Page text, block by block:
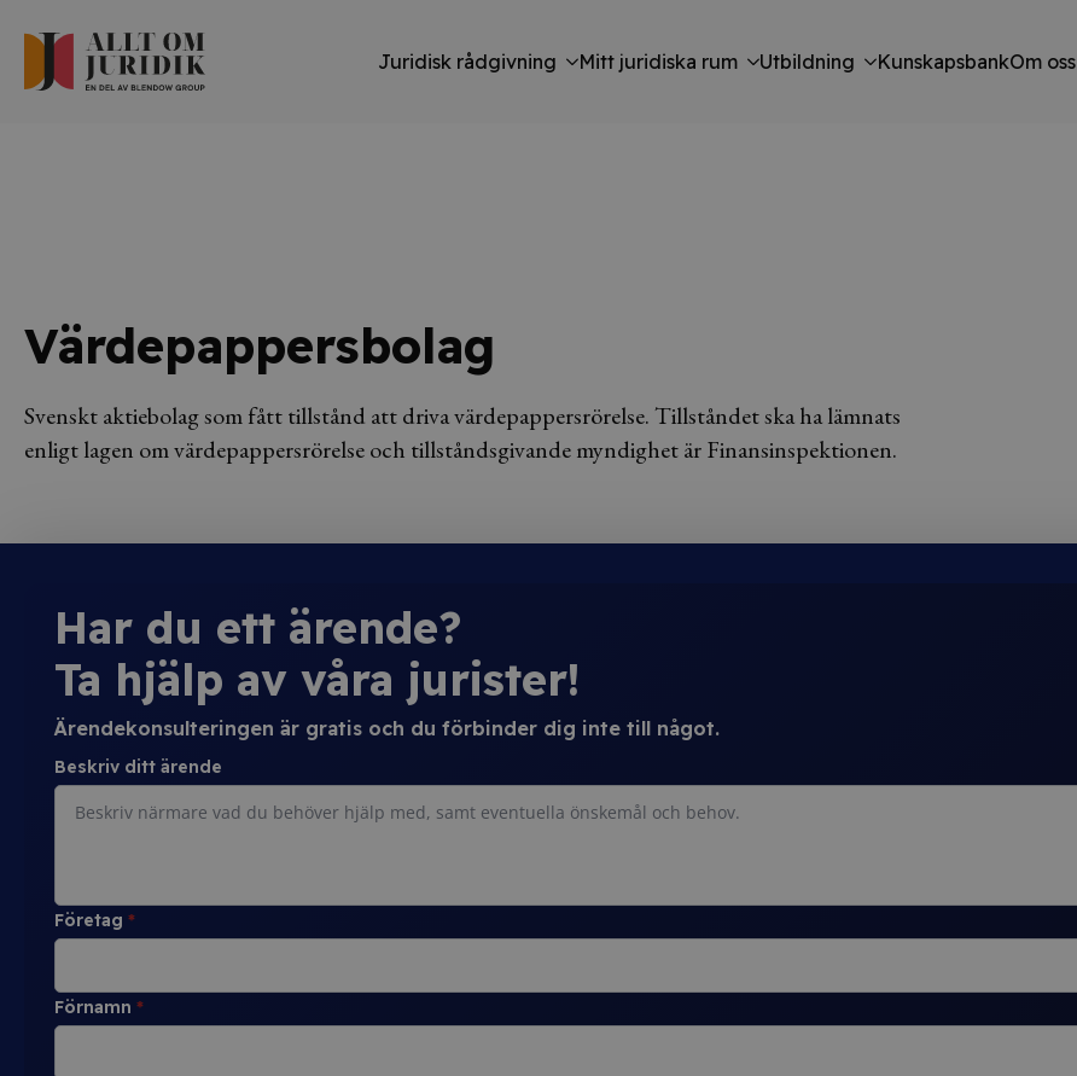
Juridisk rådgivning Mitt juridiska rum Utbildning KunskapsbankOm oss
Värdepappersbolag
Svenskt aktiebolag som fått tillstånd att driva värdepappersrörelse. Tillståndet ska ha lämnats
enligt lagen om värdepappersrörelse och tillståndsgivande myndighet är Finansinspektionen.
Har du ett ärende?
Ta hjälp av våra jurister!
Ärendekonsulteringen är gratis och du förbinder dig inte till något.
Beskriv ditt ärende
Företag *
Förnamn *